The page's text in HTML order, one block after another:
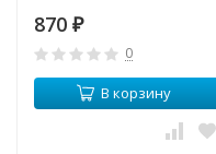
(KLO)
870 ₽
0
В корзину